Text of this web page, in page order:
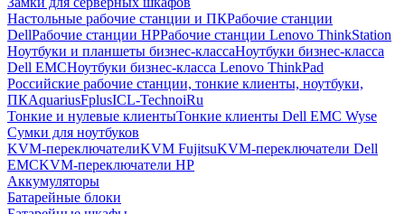
Настольные рабочие станции и ПКРабочие станции
DellРабочие станции HPРабочие станции Lenovo ThinkStation
Ноутбуки и планшеты бизнес-классаНоутбуки бизнес-класса
Dell EMCНоутбуки бизнес-класса Lenovo ThinkPad
Российские рабочие станции, тонкие клиенты, ноутбуки,
ПКAquariusFplusICL-TechnoiRu
Тонкие и нулевые клиентыТонкие клиенты Dell EMC Wyse
Сумки для ноутбуков
KVM-переключателиKVM FujitsuKVM-переключатели Dell
EMCKVM-переключатели HP
Аккумуляторы
Батарейные блоки